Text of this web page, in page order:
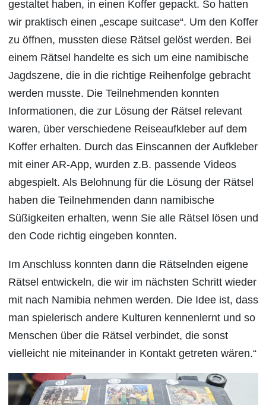
gestaltet haben, in einen Koffer gepackt. So hatten
wir praktisch einen „escape suitcase“. Um den Koffer
zu öffnen, mussten diese Rätsel gelöst werden. Bei
einem Rätsel handelte es sich um eine namibische
Jagdszene, die in die richtige Reihenfolge gebracht
werden musste. Die Teilnehmenden konnten
Informationen, die zur Lösung der Rätsel relevant
waren, über verschiedene Reiseaufkleber auf dem
Koffer erhalten. Durch das Einscannen der Aufkleber
mit einer AR-App, wurden z.B. passende Videos
abgespielt. Als Belohnung für die Lösung der Rätsel
haben die Teilnehmenden dann namibische
Süßigkeiten erhalten, wenn Sie alle Rätsel lösen und
den Code richtig eingeben konnten.
Im Anschluss konnten dann die Rätselnden eigene
Rätsel entwickeln, die wir im nächsten Schritt wieder
mit nach Namibia nehmen werden. Die Idee ist, dass
man spielerisch andere Kulturen kennenlernt und so
Menschen über die Rätsel verbindet, die sonst
vielleicht nie miteinander in Kontakt getreten wären.“